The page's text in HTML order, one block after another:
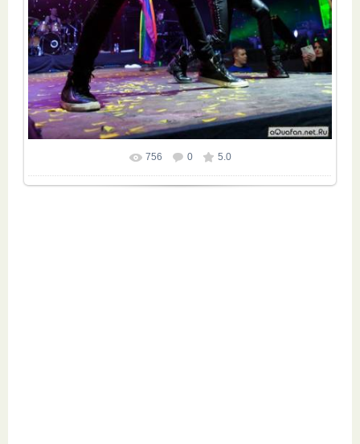
Размер фотографии: 682x1024
756 0 5.0